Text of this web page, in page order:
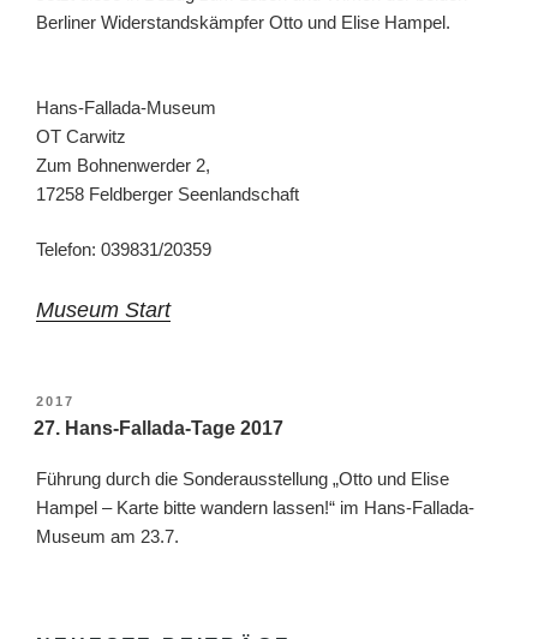
Berliner Widerstandskämpfer Otto und Elise Hampel.
Hans-Fallada-Museum
OT Carwitz
Zum Bohnenwerder 2,
17258 Feldberger Seenlandschaft
Telefon: 039831/20359
Museum Start
VERÖFFENTLICHT
AM
2017
27. Hans-Fallada-Tage 2017
Führung durch die Sonderausstellung „Otto und Elise
Hampel – Karte bitte wandern lassen!“ im Hans-Fallada-
Museum am 23.7.